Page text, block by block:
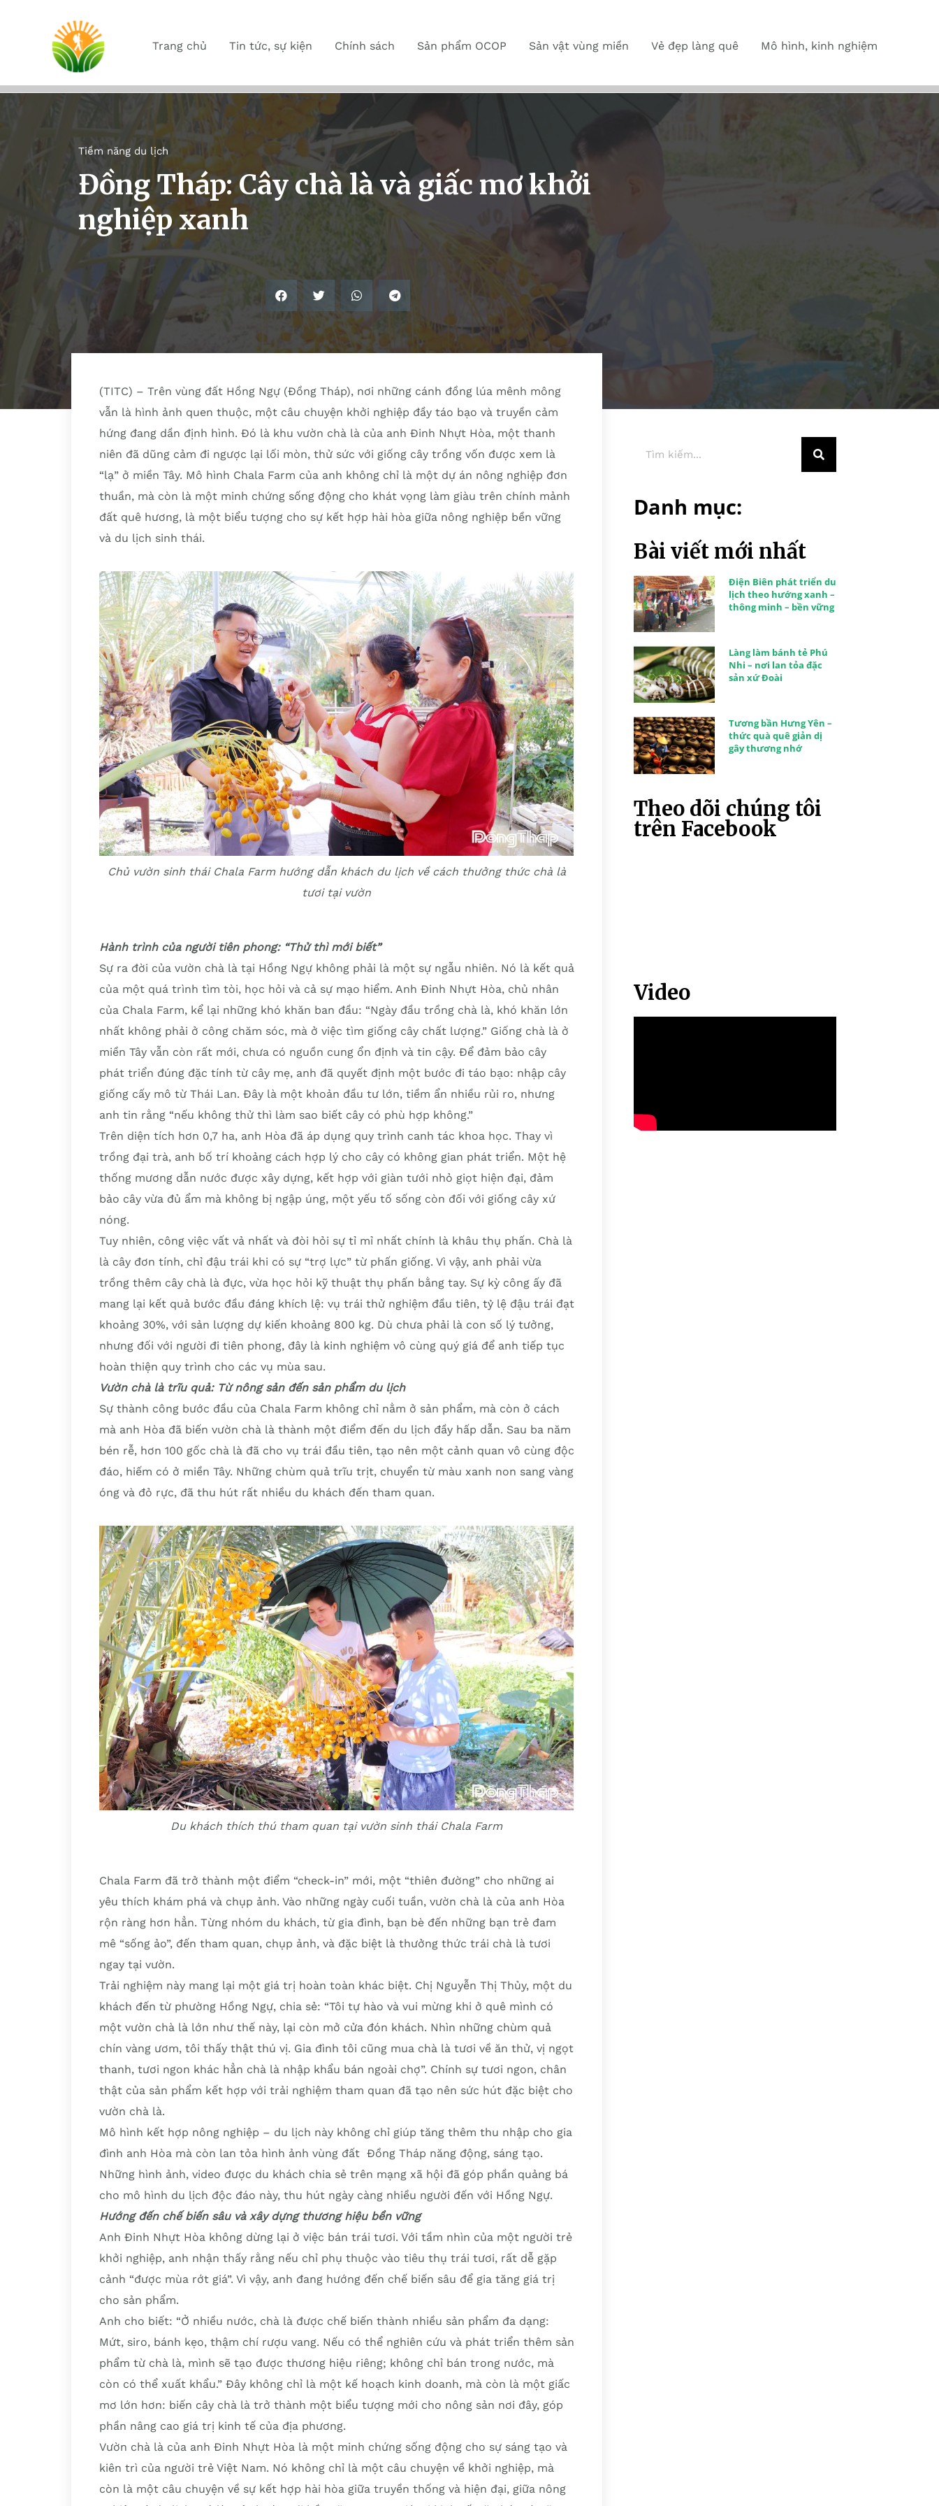
Trang chủ Tin tức, sự kiện Chính sách Sản phẩm OCOP Sản vật vùng miền Vẻ đẹp làng quê Mô hình, kinh nghiệm
Tiềm năng du lịch
Đồng Tháp: Cây chà là và giấc mơ khởi
nghiệp xanh
(TITC) – Trên vùng đất Hồng Ngự (Đồng Tháp), nơi những cánh đồng lúa mênh mông
vẫn là hình ảnh quen thuộc, một câu chuyện khởi nghiệp đầy táo bạo và truyền cảm
hứng đang dần định hình. Đó là khu vườn chà là của anh Đinh Nhựt Hòa, một thanh
niên đã dũng cảm đi ngược lại lối mòn, thử sức với giống cây trồng vốn được xem là
“lạ” ở miền Tây. Mô hình Chala Farm của anh không chỉ là một dự án nông nghiệp đơn
thuần, mà còn là một minh chứng sống động cho khát vọng làm giàu trên chính mảnh
đất quê hương, là một biểu tượng cho sự kết hợp hài hòa giữa nông nghiệp bền vững
và du lịch sinh thái.
Chủ vườn sinh thái Chala Farm hướng dẫn khách du lịch về cách thưởng thức chà là
tươi tại vườn
Hành trình của người tiên phong: “Thử thì mới biết”
Sự ra đời của vườn chà là tại Hồng Ngự không phải là một sự ngẫu nhiên. Nó là kết quả
của một quá trình tìm tòi, học hỏi và cả sự mạo hiểm. Anh Đinh Nhựt Hòa, chủ nhân
của Chala Farm, kể lại những khó khăn ban đầu: “Ngày đầu trồng chà là, khó khăn lớn
nhất không phải ở công chăm sóc, mà ở việc tìm giống cây chất lượng.” Giống chà là ở
miền Tây vẫn còn rất mới, chưa có nguồn cung ổn định và tin cậy. Để đảm bảo cây
phát triển đúng đặc tính từ cây mẹ, anh đã quyết định một bước đi táo bạo: nhập cây
giống cấy mô từ Thái Lan. Đây là một khoản đầu tư lớn, tiềm ẩn nhiều rủi ro, nhưng
anh tin rằng “nếu không thử thì làm sao biết cây có phù hợp không.”
Trên diện tích hơn 0,7 ha, anh Hòa đã áp dụng quy trình canh tác khoa học. Thay vì
trồng đại trà, anh bố trí khoảng cách hợp lý cho cây có không gian phát triển. Một hệ
thống mương dẫn nước được xây dựng, kết hợp với giàn tưới nhỏ giọt hiện đại, đảm
bảo cây vừa đủ ẩm mà không bị ngập úng, một yếu tố sống còn đối với giống cây xứ
nóng.
Tuy nhiên, công việc vất vả nhất và đòi hỏi sự tỉ mỉ nhất chính là khâu thụ phấn. Chà là
là cây đơn tính, chỉ đậu trái khi có sự “trợ lực” từ phấn giống. Vì vậy, anh phải vừa
trồng thêm cây chà là đực, vừa học hỏi kỹ thuật thụ phấn bằng tay. Sự kỳ công ấy đã
mang lại kết quả bước đầu đáng khích lệ: vụ trái thử nghiệm đầu tiên, tỷ lệ đậu trái đạt
khoảng 30%, với sản lượng dự kiến khoảng 800 kg. Dù chưa phải là con số lý tưởng,
nhưng đối với người đi tiên phong, đây là kinh nghiệm vô cùng quý giá để anh tiếp tục
hoàn thiện quy trình cho các vụ mùa sau.
Vườn chà là trĩu quả: Từ nông sản đến sản phẩm du lịch
Sự thành công bước đầu của Chala Farm không chỉ nằm ở sản phẩm, mà còn ở cách
mà anh Hòa đã biến vườn chà là thành một điểm đến du lịch đầy hấp dẫn. Sau ba năm
bén rễ, hơn 100 gốc chà là đã cho vụ trái đầu tiên, tạo nên một cảnh quan vô cùng độc
đáo, hiếm có ở miền Tây. Những chùm quả trĩu trịt, chuyển từ màu xanh non sang vàng
óng và đỏ rực, đã thu hút rất nhiều du khách đến tham quan.
Du khách thích thú tham quan tại vườn sinh thái Chala Farm
Chala Farm đã trở thành một điểm “check-in” mới, một “thiên đường” cho những ai
yêu thích khám phá và chụp ảnh. Vào những ngày cuối tuần, vườn chà là của anh Hòa
rộn ràng hơn hẳn. Từng nhóm du khách, từ gia đình, bạn bè đến những bạn trẻ đam
mê “sống ảo”, đến tham quan, chụp ảnh, và đặc biệt là thưởng thức trái chà là tươi
ngay tại vườn.
Trải nghiệm này mang lại một giá trị hoàn toàn khác biệt. Chị Nguyễn Thị Thủy, một du
khách đến từ phường Hồng Ngự, chia sẻ: “Tôi tự hào và vui mừng khi ở quê mình có
một vườn chà là lớn như thế này, lại còn mở cửa đón khách. Nhìn những chùm quả
chín vàng ươm, tôi thấy thật thú vị. Gia đình tôi cũng mua chà là tươi về ăn thử, vị ngọt
thanh, tươi ngon khác hẳn chà là nhập khẩu bán ngoài chợ”. Chính sự tươi ngon, chân
thật của sản phẩm kết hợp với trải nghiệm tham quan đã tạo nên sức hút đặc biệt cho
vườn chà là.
Mô hình kết hợp nông nghiệp – du lịch này không chỉ giúp tăng thêm thu nhập cho gia
đình anh Hòa mà còn lan tỏa hình ảnh vùng đất Đồng Tháp năng động, sáng tạo.
Những hình ảnh, video được du khách chia sẻ trên mạng xã hội đã góp phần quảng bá
cho mô hình du lịch độc đáo này, thu hút ngày càng nhiều người đến với Hồng Ngự.
Hướng đến chế biến sâu và xây dựng thương hiệu bền vững
Anh Đinh Nhựt Hòa không dừng lại ở việc bán trái tươi. Với tầm nhìn của một người trẻ
khởi nghiệp, anh nhận thấy rằng nếu chỉ phụ thuộc vào tiêu thụ trái tươi, rất dễ gặp
cảnh “được mùa rớt giá”. Vì vậy, anh đang hướng đến chế biến sâu để gia tăng giá trị
cho sản phẩm.
Anh cho biết: “Ở nhiều nước, chà là được chế biến thành nhiều sản phẩm đa dạng:
Mứt, siro, bánh kẹo, thậm chí rượu vang. Nếu có thể nghiên cứu và phát triển thêm sản
phẩm từ chà là, mình sẽ tạo được thương hiệu riêng; không chỉ bán trong nước, mà
còn có thể xuất khẩu.” Đây không chỉ là một kế hoạch kinh doanh, mà còn là một giấc
mơ lớn hơn: biến cây chà là trở thành một biểu tượng mới cho nông sản nơi đây, góp
phần nâng cao giá trị kinh tế của địa phương.
Vườn chà là của anh Đinh Nhựt Hòa là một minh chứng sống động cho sự sáng tạo và
kiên trì của người trẻ Việt Nam. Nó không chỉ là một câu chuyện về khởi nghiệp, mà
còn là một câu chuyện về sự kết hợp hài hòa giữa truyền thống và hiện đại, giữa nông
Danh mục:
Bài viết mới nhất
Điện Biên phát triển du
lịch theo hướng xanh –
thông minh – bền vững
Làng làm bánh tẻ Phú
Nhi – nơi lan tỏa đặc
sản xứ Đoài
Tương bần Hưng Yên –
thức quà quê giản dị
gây thương nhớ
Theo dõi chúng tôi
trên Facebook
Video